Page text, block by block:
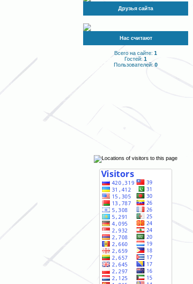
Друзья сайта
Нас считают
Всего на сайте: 1
Гостей: 1
Пользователей: 0